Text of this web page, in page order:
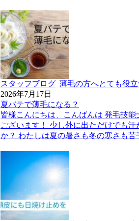
スタッフブログ 薄毛の方へとても役
2026年7月17日
夏バテで薄毛になる？
皆様こんにちは、こんばんは 発毛技
ございます！ 少し外に出ただけでも
か？ わたしは夏の暑さも冬の寒さも苦